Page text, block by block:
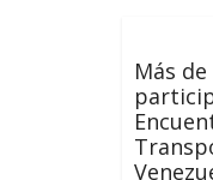
Más